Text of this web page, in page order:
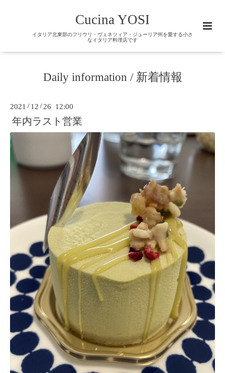
Cucina YOSI
イタリア北東部のフリウリ・ヴェネツィア・ジューリア州を愛する小さ
なイタリア料理店です
Daily information / 新着情報
2021 / 12 / 26 12:00
年内ラスト営業